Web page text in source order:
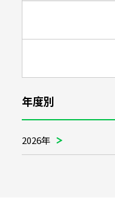
年度別
2026年